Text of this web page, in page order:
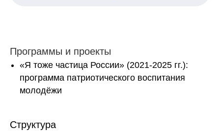
Программы и проекты
«Я тоже частица России» (2021-2025 гг.):
программа патриотического воспитания
молодёжи
Структура